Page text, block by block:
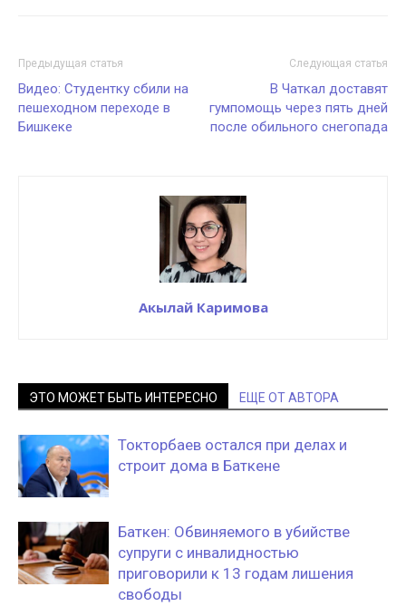
Предыдущая статья
Видео: Студентку сбили на
пешеходном переходе в
Бишкеке
Следующая статья
В Чаткал доставят
гумпомощь через пять дней
после обильного снегопада
Акылай Каримова
ЭТО МОЖЕТ БЫТЬ ИНТЕРЕСНО ЕЩЕ ОТ АВТОРА
Токторбаев остался при делах и
строит дома в Баткене
Баткен: Обвиняемого в убийстве
супруги с инвалидностью
приговорили к 13 годам лишения
свободы